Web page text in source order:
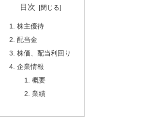
目次
株主優待
配当金
株価、配当利回り
企業情報
概要
業績